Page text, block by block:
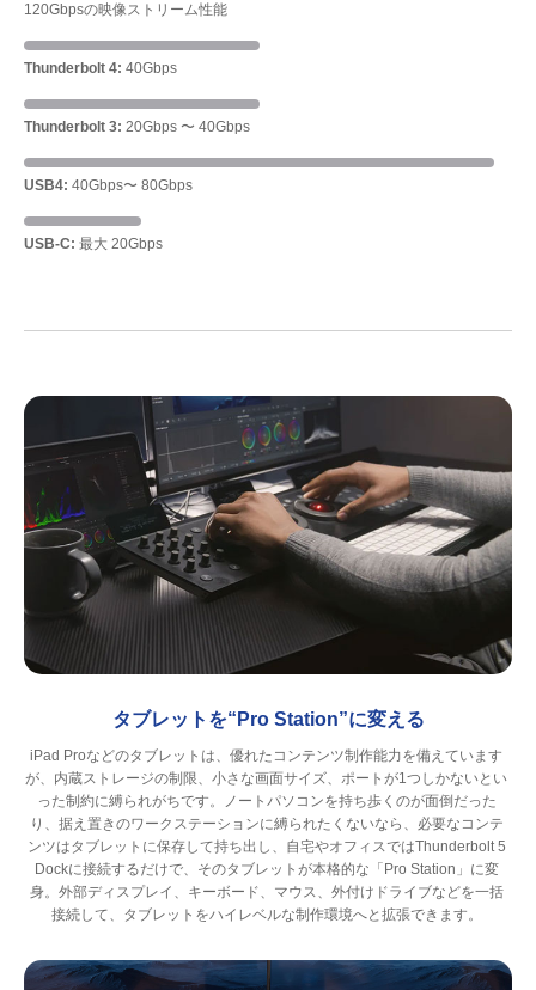
120Gbpsの映像ストリーム性能
Thunderbolt 4: 40Gbps
Thunderbolt 3: 20Gbps 〜 40Gbps
USB4: 40Gbps〜 80Gbps
USB-C: 最大 20Gbps
タブレットを“Pro Station”に変える
iPad Proなどのタブレットは、優れたコンテンツ制作能力を備えています
が、内蔵ストレージの制限、小さな画面サイズ、ポートが1つしかないとい
った制約に縛られがちです。ノートパソコンを持ち歩くのが面倒だった
り、据え置きのワークステーションに縛られたくないなら、必要なコンテ
ンツはタブレットに保存して持ち出し、自宅やオフィスではThunderbolt 5
Dockに接続するだけで、そのタブレットが本格的な「Pro Station」に変
身。外部ディスプレイ、キーボード、マウス、外付けドライブなどを一括
接続して、タブレットをハイレベルな制作環境へと拡張できます。